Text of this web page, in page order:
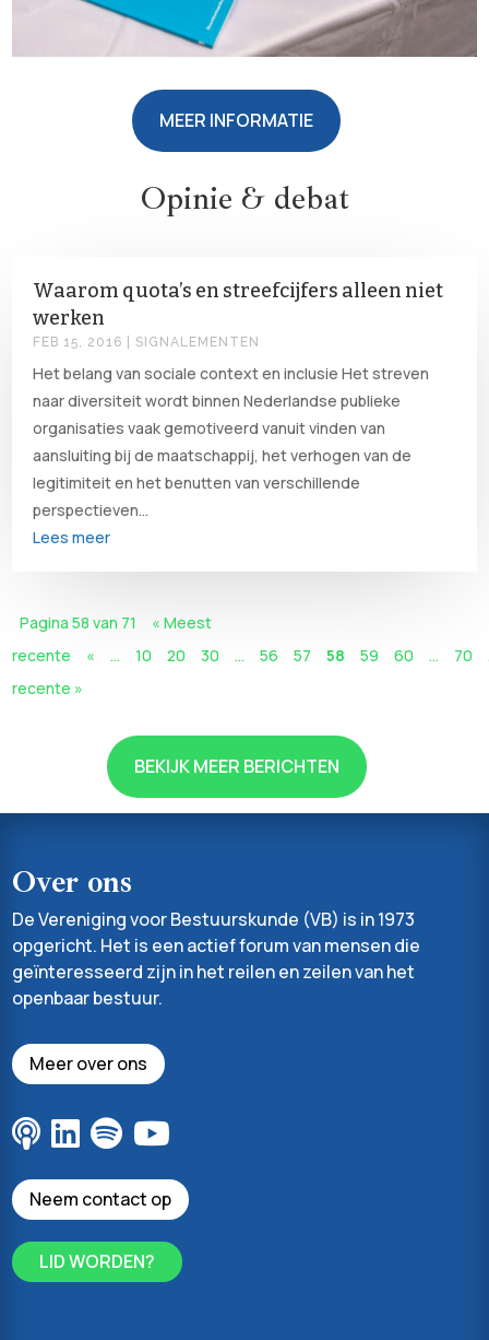
MEER INFORMATIE
Opinie & debat
Waarom quota’s en streefcijfers alleen niet
werken
FEB 15, 2016 SIGNALEMENTEN
Het belang van sociale context en inclusie Het streven
naar diversiteit wordt binnen Nederlandse publieke
organisaties vaak gemotiveerd vanuit vinden van
aansluiting bij de maatschappij, het verhogen van de
legitimiteit en het benutten van verschillende
perspectieven...
Lees meer
Pagina 58 van 71
« Meest
recente
« ... 10 20 30 ... 56 57 58 59 60 ... 70
recente »
BEKIJK MEER BERICHTEN
Over ons
De Vereniging voor Bestuurskunde (VB) is in 1973
opgericht. Het is een actief forum van mensen die
geïnteresseerd zijn in het reilen en zeilen van het
openbaar bestuur.
Meer over ons
Neem contact op
LID WORDEN?